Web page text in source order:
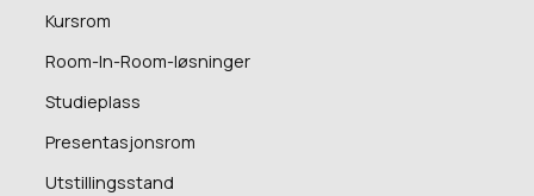
Kursrom
Room-In-Room-løsninger
Studieplass
Presentasjonsrom
Utstillingsstand